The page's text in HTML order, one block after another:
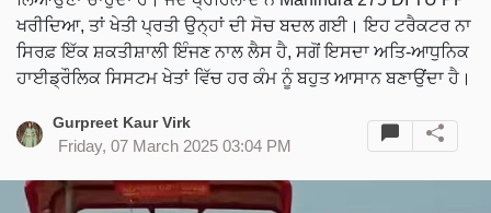
ਖਰੀਦਿਆ, ਤਾਂ ਖੇਤੀ ਪ੍ਰਤੀ ਉਨ੍ਹਾਂ ਦੀ ਸੋਚ ਬਦਲ ਗਈ। ਇਹ ਟਰੈਕਟਰ ਨਾ
ਸਿਰਫ਼ ਇੱਕ ਸ਼ਕਤੀਸ਼ਾਲੀ ਇੰਜਣ ਨਾਲ ਲੈਸ ਹੈ, ਸਗੋਂ ਇਸਦਾ ਅਤਿ-ਆਧੁਨਿਕ
ਹਾਈਡ੍ਰੌਲਿਕ ਸਿਸਟਮ ਖੇਤਾਂ ਵਿੱਚ ਹਰ ਕੰਮ ਨੂੰ ਬਹੁਤ ਆਸਾਨ ਬਣਾਉਂਦਾ ਹੈ।
Gurpreet Kaur Virk
Friday, 07 March 2025 03:04 PM